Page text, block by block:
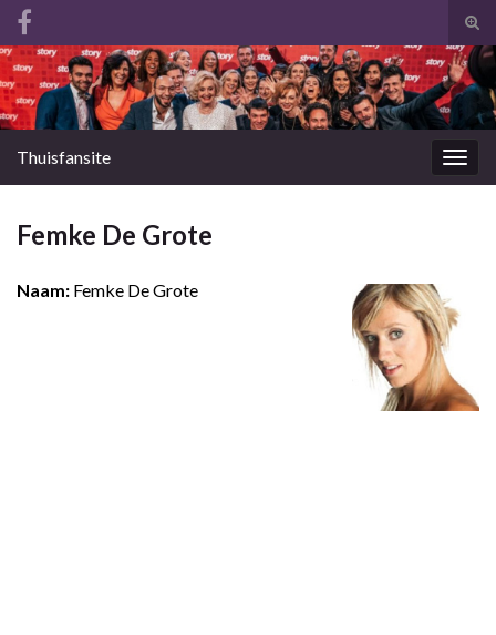
Search for:
Thuisfansite
Femke De Grote
Naam: Femke De Grote